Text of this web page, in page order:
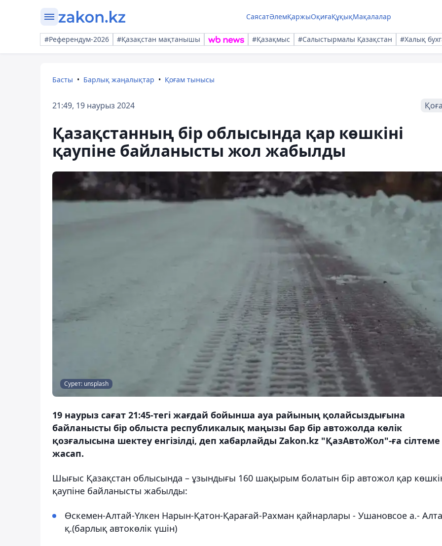
СаясатӘлемҚаржыОқиғаҚұқықМақалалар
#Референдум-2026 #Қазақстан мақтанышы #Қазақмыс #Салыстырмалы Қазақстан #Халық
Басты Барлық жаңалықтар Қоғам тынысы
21:49, 19 наурыз 2024
Қазақстанның бір облысында қар көшкіні
қаупіне байланысты жол жабылды
Сурет: unsplash
19 наурыз сағат 21:45-тегі жағдай бойынша ауа райының қолайсыздығына
байланысты бір облыста республикалық маңызы бар бір автожолда көлік
қозғалысына шектеу енгізілді, деп хабарлайды Zakon.kz "ҚазАвтоЖол"-ға сілтеме
жасап.
Шығыс Қазақстан облысында – ұзындығы 160 шақырым болатын бір автожол қар
қаупіне байланысты жабылды:
Өскемен-Алтай-Үлкен Нарын-Қатон-Қарағай-Рахман қайнарлары - Ушановсое а.-
қ.(барлық автокөлік үшін)